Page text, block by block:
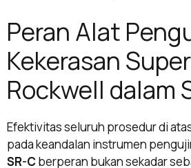
Peran Alat
Kekerasan
Rockwell dalam
Efektivitas seluruh prosedur di
pada keandalan instrumen
SR-Cberperan bukan sekadar